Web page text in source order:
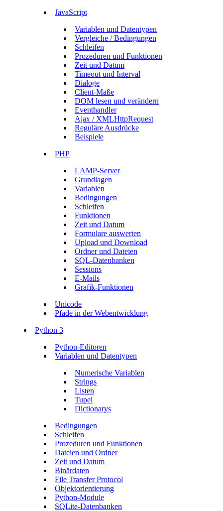
JavaScript
Variablen und Datentypen
Vergleiche / Bedingungen
Schleifen
Prozeduren und Funktionen
Zeit und Datum
Timeout und Interval
Dialoge
Client-Maße
DOM lesen und verändern
Eventhandler
Ajax / XMLHttpRequest
Reguläre Ausdrücke
Beispiele
PHP
LAMP-Server
Grundlagen
Variablen
Bedingungen
Schleifen
Funktionen
Zeit und Datum
Formulare auswerten
Upload und Download
Ordner und Dateien
SQL-Datenbanken
Sessions
E-Mails
Grafik-Funktionen
Unicode
Pfade in der Webentwicklung
Python 3
Python-Editoren
Variablen und Datentypen
Numerische Variablen
Strings
Listen
Tupel
Dictionarys
Bedingungen
Schleifen
Prozeduren und Funktionen
Dateien und Ordner
Zeit und Datum
Binärdaten
File Transfer Protocol
Objektorientierung
Python-Module
SQLite-Datenbanken